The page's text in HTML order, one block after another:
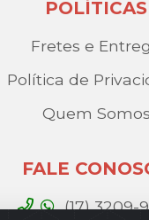
POLÍTICAS
Fretes e
Política de
Quem Somos
FALE
(17) 3209-